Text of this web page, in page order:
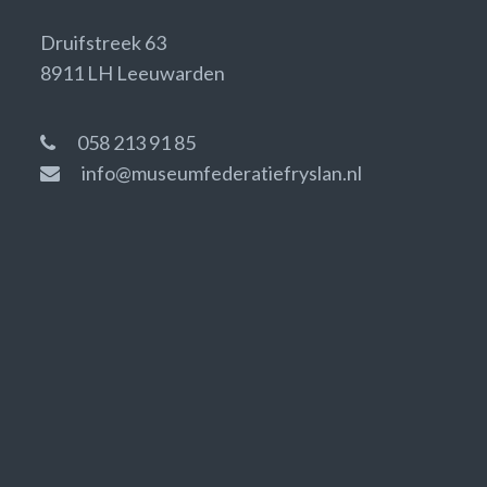
Druifstreek 63
8911 LH Leeuwarden
058 213 91 85
info@museumfederatiefryslan.nl